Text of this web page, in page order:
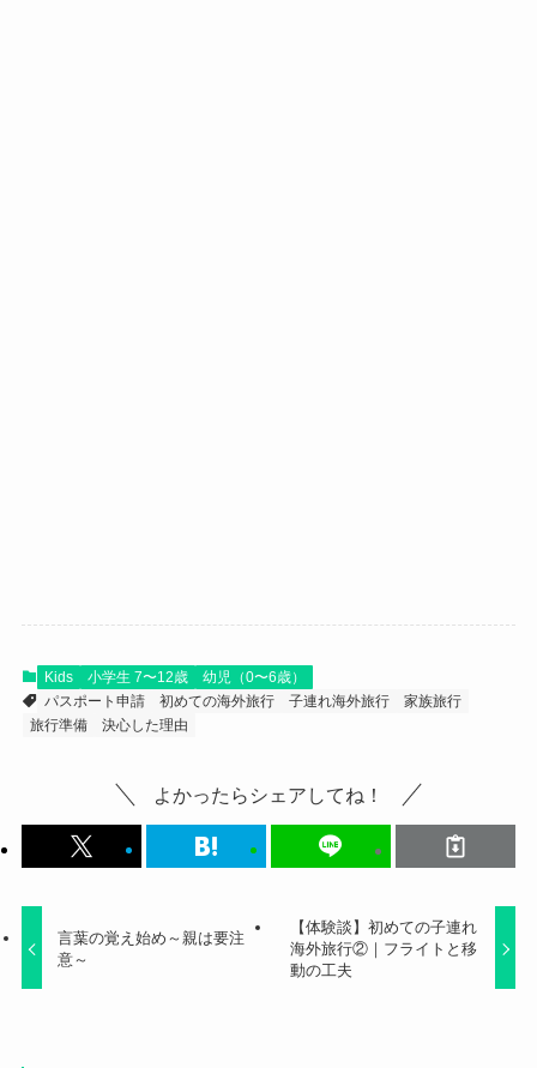
Kids 小学生 7〜12歳
幼児（0〜6歳）
パスポート申請
初めての海外旅行 子連れ海外旅行
家族旅行
旅行準備
決心した理由
よかったらシェアしてね！
言葉の覚え始め～親は要注
意～
【体験談】初めての子連れ
海外旅行②｜フライトと移
動の工夫